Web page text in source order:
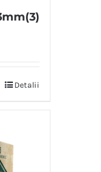
Detalii